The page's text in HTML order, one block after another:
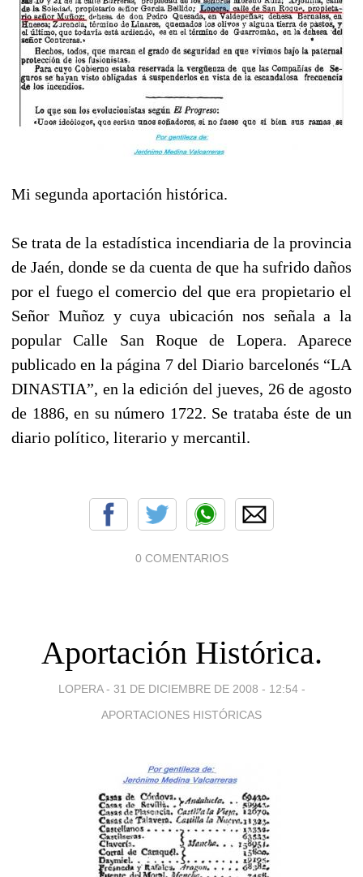
Mi segunda aportación histórica.
Se trata de la estadística incendiaria de la provincia
de Jaén, donde se da cuenta de que ha sufrido daños
por el fuego el comercio del que era propietario el
Señor Muñoz y cuya ubicación nos señala a la
popular Calle San Roque de Lopera. Aparece
publicado en la página 7 del Diario barcelonés “LA
DINASTIA”, en la edición del jueves, 26 de agosto
de 1886, en su número 1722. Se trataba éste de un
diario político, literario y mercantil.
0 COMENTARIOS
Aportación Histórica.
LOPERA - 31 DE DICIEMBRE DE 2008 - 12:54 -
APORTACIONES HISTÓRICAS